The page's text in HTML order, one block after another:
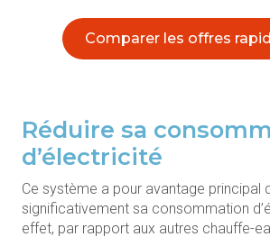
Comparer les offres
Réduire sa
d’électricité
Ce système a pour avantage principal
significativement sa consommation
effet, par rapport aux autres chauffe-